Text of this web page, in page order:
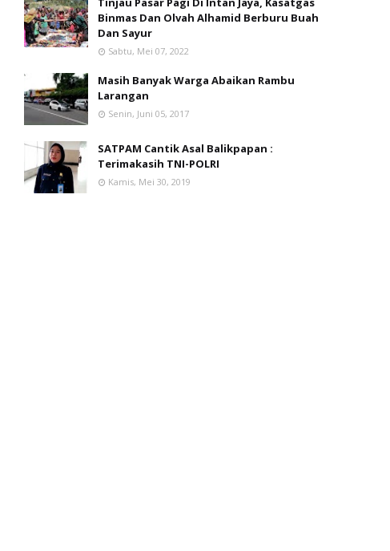
Binmas Dan Olvah Alhamid Berburu Buah
Dan Sayur
Sabtu, Mei 07, 2022
Masih Banyak Warga Abaikan Rambu
Larangan
Senin, Juni 05, 2017
SATPAM Cantik Asal Balikpapan :
Terimakasih TNI-POLRI
Kamis, Mei 30, 2019